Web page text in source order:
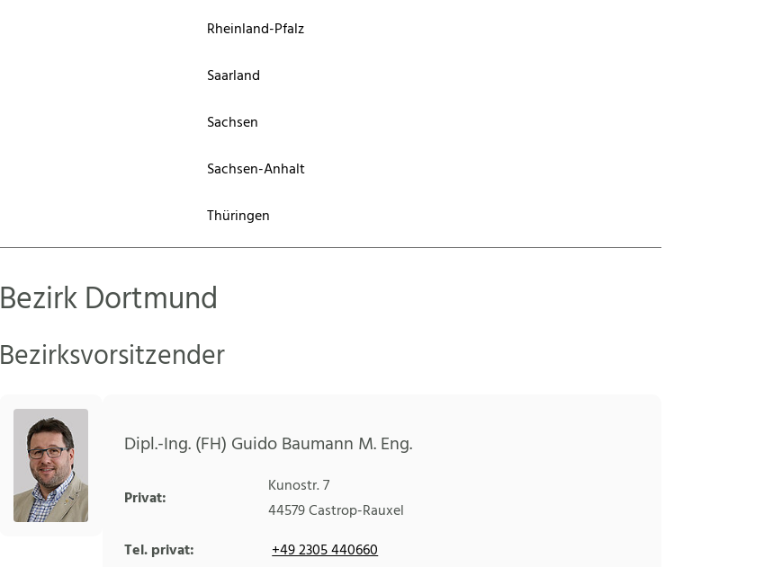
Rheinland-Pfalz
Saarland
Sachsen
Sachsen-Anhalt
Thüringen
Bezirk Dortmund
Bezirksvorsitzender
Dipl.-Ing. (FH) Guido Baumann M. Eng.
Privat:
Kunostr. 7
44579Castrop-Rauxel
Tel. privat:
+49 2305 440660